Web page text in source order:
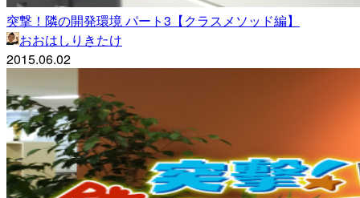
突撃！隣の開発環境 パート3【クラスメソッド編】
おおはしりきたけ
2015.06.02